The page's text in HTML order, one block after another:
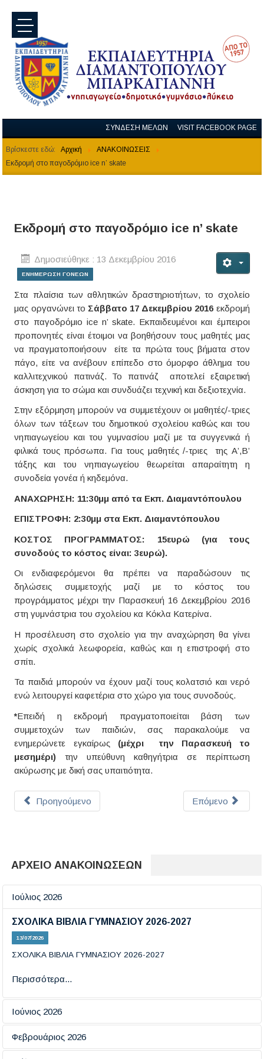
ΣΥΝΔΕΣΗ ΜΕΛΩΝ VISIT FACEBOOK PAGE
Βρίσκεστε εδώ: Αρχική
ΑΝΑΚΟΙΝΩΣΕΙΣ
Eκδρομή στο παγοδρόμιο ice n’ skate
Eκδρομή στο παγοδρόμιο ice n’ skate
Δημοσιεύθηκε : 13 Δεκεμβρίου 2016
ΕΝΗΜΕΡΩΣΗ ΓΟΝΕΩΝ
Στα πλαίσια των αθλητικών δραστηριοτήτων, το σχολείο
μας οργανώνει το Σάββατο 17 Δεκεμβρίου 2016 εκδρομή
στο παγοδρόμιο ice n’ skate. Εκπαιδευμένοι και έμπειροι
προπονητές είναι έτοιμοι να βοηθήσουν τους μαθητές μας
να πραγματοποιήσουν είτε τα πρώτα τους βήματα στον
πάγο, είτε να ανέβουν επίπεδο στο όμορφο άθλημα του
καλλιτεχνικού πατινάζ. Το πατινάζ αποτελεί εξαιρετική
άσκηση για το σώμα και συνδυάζει τεχνική και δεξιοτεχνία.
Στην εξόρμηση μπορούν να συμμετέχουν οι μαθητές/-τριες
όλων των τάξεων του δημοτικού σχολείου καθώς και του
νηπιαγωγείου και του γυμνασίου μαζί με τα συγγενικά ή
φιλικά τους πρόσωπα. Για τους μαθητές /-τριες της Α’,Β’
τάξης και του νηπιαγωγείου θεωρείται απαραίτητη η
συνοδεία γονέα ή κηδεμόνα.
ΑΝΑΧΩΡΗΣΗ: 11:30μμ από τα Εκπ. Διαμαντόπουλου
ΕΠΙΣΤΡΟΦΗ: 2:30μμ στα Εκπ. Διαμαντόπουλου
ΚΟΣΤΟΣ ΠΡΟΓΡΑΜΜΑΤΟΣ: 15ευρώ (για τους
συνοδούς το κόστος είναι: 3ευρώ).
Οι ενδιαφερόμενοι θα πρέπει να παραδώσουν τις
δηλώσεις συμμετοχής μαζί με το κόστος του
προγράμματος μέχρι την Παρασκευή 16 Δεκεμβρίου 2016
στη γυμνάστρια του σχολείου κα Κόκλα Κατερίνα.
Η προσέλευση στο σχολείο για την αναχώρηση θα γίνει
χωρίς σχολικά λεωφορεία, καθώς και η επιστροφή στο
σπίτι.
Τα παιδιά μπορούν να έχουν μαζί τους κολατσιό και νερό
ενώ λειτουργεί καφετέρια στο χώρο για τους συνοδούς.
*Επειδή η εκδρομή πραγματοποιείται βάση των
συμμετοχών των παιδιών, σας παρακαλούμε να
ενημερώνετε εγκαίρως (μέχρι την Παρασκευή το
μεσημέρι)την υπεύθυνη καθηγήτρια σε περίπτωση
ακύρωσης με δική σας υπαιτιότητα.
Προηγούμενο Επόμενο
ΑΡΧΕΙΟ ΑΝΑΚΟΙΝΩΣΕΩΝ
Ιούλιος 2026
ΣΧΟΛΙΚΑ ΒΙΒΛΙΑ ΓΥΜΝΑΣΙΟΥ 2026-2027
13/07/2026
ΣΧΟΛΙΚΑ ΒΙΒΛΙΑ ΓΥΜΝΑΣΙΟΥ 2026-2027
Περισσότερα...
Ιούνιος 2026
Εξετάσεις πιστοποίησης πληροφορικής
19/06/2026
Φεβρουάριος 2026